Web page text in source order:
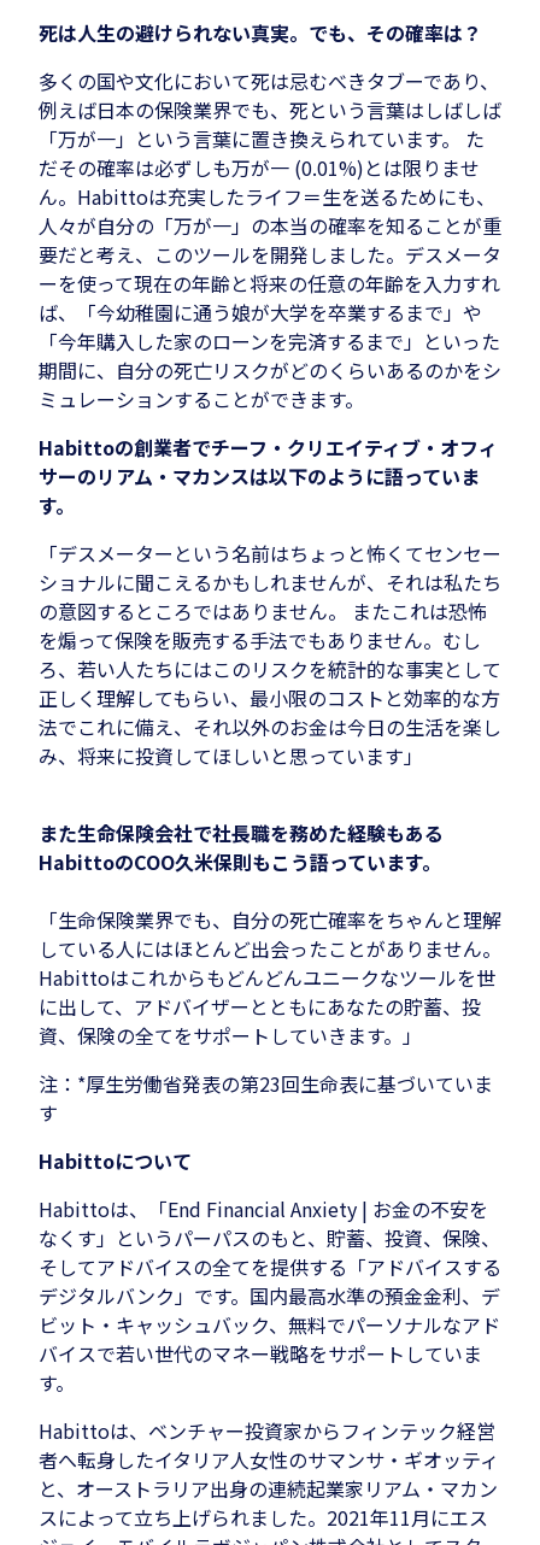
死は人生の避けられない真実。でも、その確率は？
多くの国や文化において死は忌むべきタブーであり、
例えば日本の保険業界でも、死という言葉はしばしば
「万が一」という言葉に置き換えられています。 た
だその確率は必ずしも万が一 (0.01%)とは限りませ
ん。Habittoは充実したライフ＝生を送るためにも、
人々が自分の「万が一」の本当の確率を知ることが重
要だと考え、このツールを開発しました。デスメータ
ーを使って現在の年齢と将来の任意の年齢を入力すれ
ば、「今幼稚園に通う娘が大学を卒業するまで」や
「今年購入した家のローンを完済するまで」といった
期間に、自分の死亡リスクがどのくらいあるのかをシ
ミュレーションすることができます。
Habittoの創業者でチーフ・クリエイティブ・オフィ
サーのリアム・マカンスは以下のように語っていま
す。
「デスメーターという名前はちょっと怖くてセンセー
ショナルに聞こえるかもしれませんが、それは私たち
の意図するところではありません。 またこれは恐怖
を煽って保険を販売する手法でもありません。むし
ろ、若い人たちにはこのリスクを統計的な事実として
正しく理解してもらい、最小限のコストと効率的な方
法でこれに備え、それ以外のお金は今日の生活を楽し
み、将来に投資してほしいと思っています」
また生命保険会社で社長職を務めた経験もある
HabittoのCOO久米保則もこう語っています。
「生命保険業界でも、自分の死亡確率をちゃんと理解
している人にはほとんど出会ったことがありません。
Habittoはこれからもどんどんユニークなツールを世
に出して、アドバイザーとともにあなたの貯蓄、投
資、保険の全てをサポートしていきます。」
注：*厚生労働省発表の第23回生命表に基づいていま
す
Habittoについて
Habittoは、「End Financial Anxiety | お金の不安を
なくす」というパーパスのもと、貯蓄、投資、保険、
そしてアドバイスの全てを提供する「アドバイスする
デジタルバンク」です。国内最高水準の預金金利、デ
ビット・キャッシュバック、無料でパーソナルなアド
バイスで若い世代のマネー戦略をサポートしていま
す。
Habittoは、ベンチャー投資家からフィンテック経営
者へ転身したイタリア人女性のサマンサ・ギオッティ
と、オーストラリア出身の連続起業家リアム・マカン
スによって立ち上げられました。2021年11月にエス